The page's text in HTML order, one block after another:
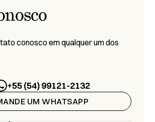
conosco em qualquer um dos
+55 (54) 99121-2132
UM WHATSAPP